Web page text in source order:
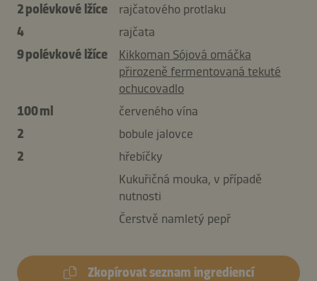
2 polévkové lžíce
rajčatového protlaku
4
rajčata
9 polévkové lžíce
Kikkoman Sójová omáčka
přirozeně fermentovaná tekuté
ochucovadlo
100 ml
červeného vína
2
bobule jalovce
2
hřebíčky
Kukuřičná mouka, v případě
nutnosti
Čerstvě namletý pepř
Zkopírovat seznam ingrediencí